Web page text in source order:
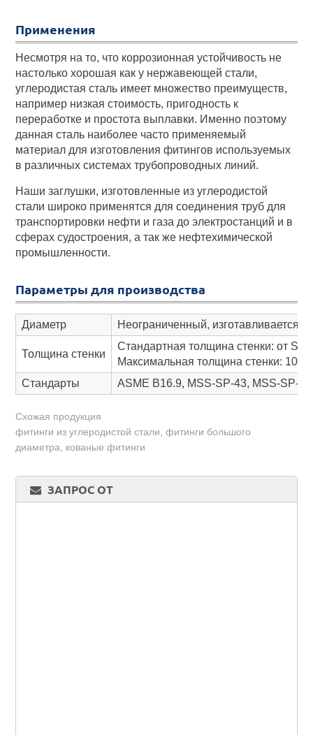
Применения
Несмотря на то, что коррозионная устойчивость не
настолько хорошая как у нержавеющей стали,
углеродистая сталь имеет множество преимуществ,
например низкая стоимость, пригодность к
переработке и простота выплавки. Именно поэтому
данная сталь наиболее часто применяемый
материал для изготовления фитингов используемых
в различных системах трубопроводных линий.
Наши заглушки, изготовленные из углеродистой
стали широко применятся для соединения труб для
транспортировки нефти и газа до электростанций и в
сферах судостроения, а так же нефтехимической
промышленности.
Параметры для производства
Диаметр Неограниченный, изготавливается
Толщина стенки
Стандартная толщина стенки: от
Максимальная толщина стенки:
Стандарты
ASME B16.9, MSS-SP-43, MSS-SP-
Схожая продукция
фитинги из углеродистой стали, фитинги большого
диаметра, кованые фитинги
ЗАПРОС ОТ